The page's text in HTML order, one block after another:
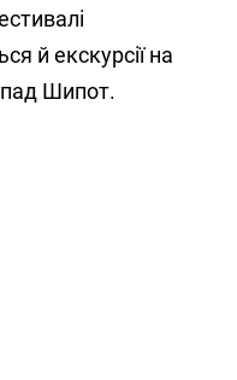
й екскурсії на
Шипот.